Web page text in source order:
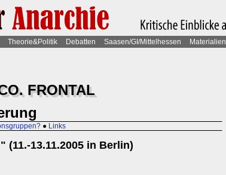
Theorie&Politik Debatten Saasen/GI/Mittelhessen Materialien
FRONTAL
● Links
13.11.2005 in Berlin)